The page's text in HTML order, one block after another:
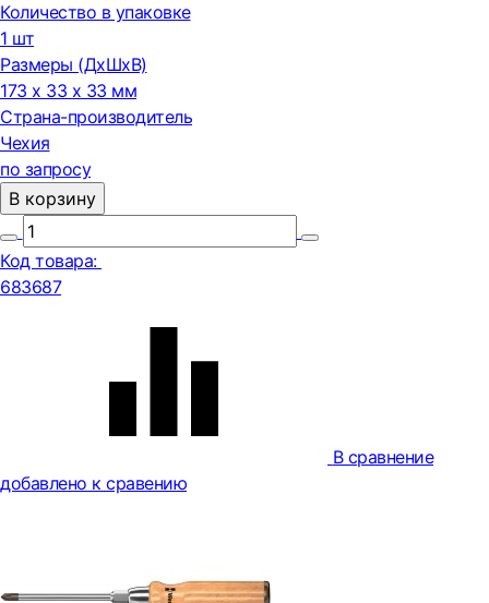
Количество в упаковке
1 шт
Размеры (ДxШxВ)
173 x 33 x 33 мм
Страна-производитель
Чехия
по запросу
В корзину
Код товара:
683687
В сравнение
добавлено к сравению